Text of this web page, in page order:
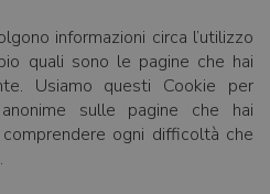
informazioni circa l’utilizzo
quali sono le pagine che hai
Usiamo questi Cookie per
sulle pagine che hai
ogni difficoltà che